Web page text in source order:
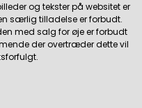
og tekster på websitet er
særlig tilladelse er forbudt.
med salg for øje er forbudt
der overtræder dette vil